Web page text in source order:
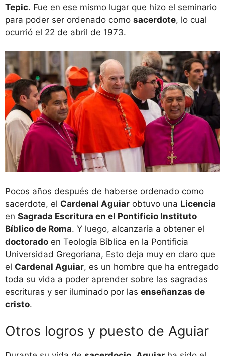
Tepic. Fue en ese mismo lugar que hizo el seminario
para poder ser ordenado como sacerdote, lo cual
ocurrió el 22 de abril de 1973.
Pocos años después de haberse ordenado como
sacerdote, el Cardenal Aguiar obtuvo una Licencia
en Sagrada Escritura en el Pontificio Instituto
Bíblico de Roma. Y luego, alcanzaría a obtener el
doctorado en Teología Bíblica en la Pontificia
Universidad Gregoriana, Esto deja muy en claro que
el Cardenal Aguiar, es un hombre que ha entregado
toda su vida a poder aprender sobre las sagradas
escrituras y ser iluminado por las enseñanzas de
cristo.
Otros logros y puesto de Aguiar